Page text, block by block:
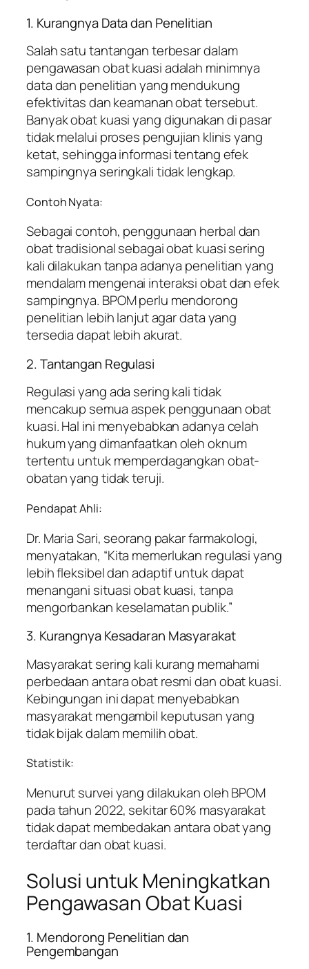
1. Kurangnya Data dan Penelitian
Salah satu tantangan terbesar dalam
pengawasan obat kuasi adalah minimnya
data dan penelitian yang mendukung
efektivitas dan keamanan obat tersebut.
Banyak obat kuasi yang digunakan di pasar
tidak melalui proses pengujian klinis yang
ketat, sehingga informasi tentang efek
sampingnya seringkali tidak lengkap.
Contoh Nyata:
Sebagai contoh, penggunaan herbal dan
obat tradisional sebagai obat kuasi sering
kali dilakukan tanpa adanya penelitian yang
mendalam mengenai interaksi obat dan efek
sampingnya. BPOM perlu mendorong
penelitian lebih lanjut agar data yang
tersedia dapat lebih akurat.
2. Tantangan Regulasi
Regulasi yang ada sering kali tidak
mencakup semua aspek penggunaan obat
kuasi. Hal ini menyebabkan adanya celah
hukum yang dimanfaatkan oleh oknum
tertentu untuk memperdagangkan obat-
obatan yang tidak teruji.
Pendapat Ahli:
Dr. Maria Sari, seorang pakar farmakologi,
menyatakan, “Kita memerlukan regulasi yang
lebih fleksibel dan adaptif untuk dapat
menangani situasi obat kuasi, tanpa
mengorbankan keselamatan publik.”
3. Kurangnya Kesadaran Masyarakat
Masyarakat sering kali kurang memahami
perbedaan antara obat resmi dan obat kuasi.
Kebingungan ini dapat menyebabkan
masyarakat mengambil keputusan yang
tidak bijak dalam memilih obat.
Statistik:
Menurut survei yang dilakukan oleh BPOM
pada tahun 2022, sekitar 60% masyarakat
tidak dapat membedakan antara obat yang
terdaftar dan obat kuasi.
Solusi untuk Meningkatkan
Pengawasan Obat Kuasi
1. Mendorong Penelitian dan
Pengembangan